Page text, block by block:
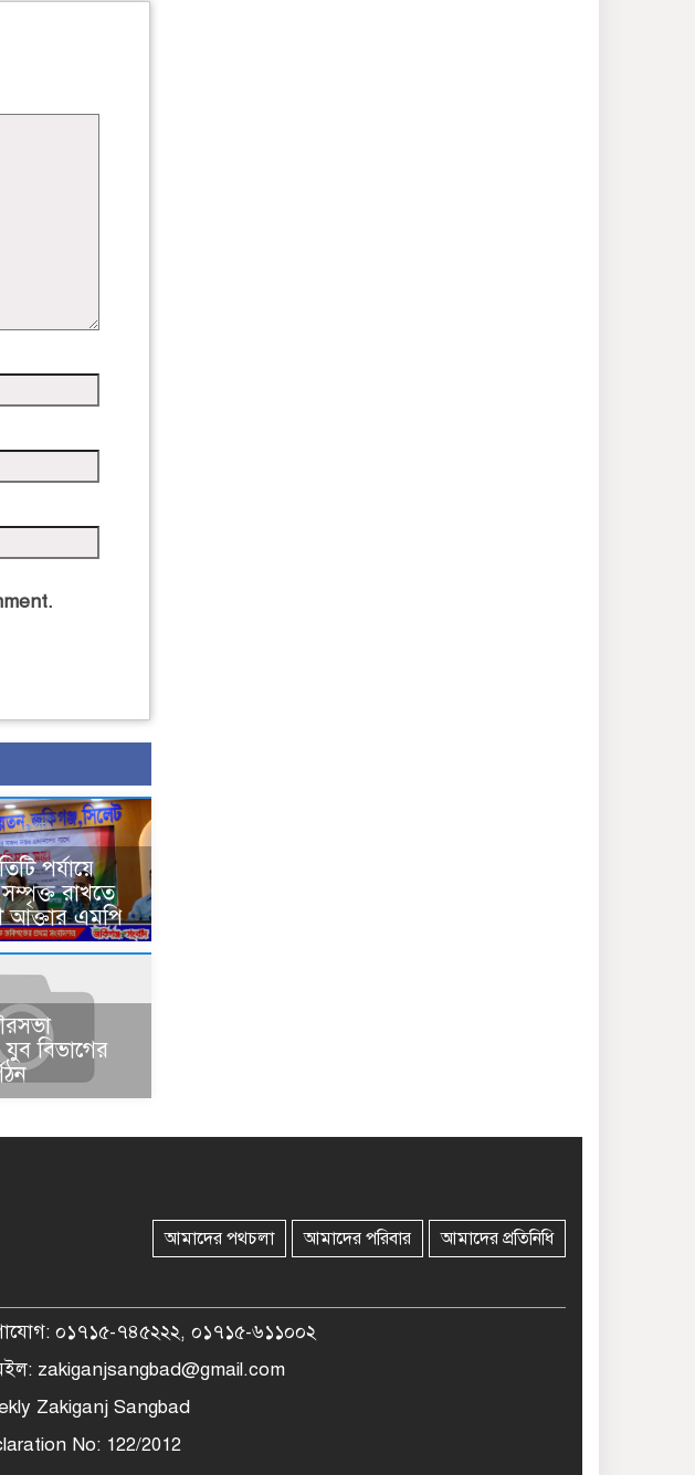
পর্যায়ে
রাখতে
আক্তার এমপি
যুব বিভাগের
আমাদের পথচলা আমাদের পরিবার আমাদের প্রতিনিধি
০১৭১৫-৭৪৫২২২, ০১৭১৫-৬১১০০২
zakiganjsangbad@gmail.com
Zakiganj Sangbad
No: 122/2012